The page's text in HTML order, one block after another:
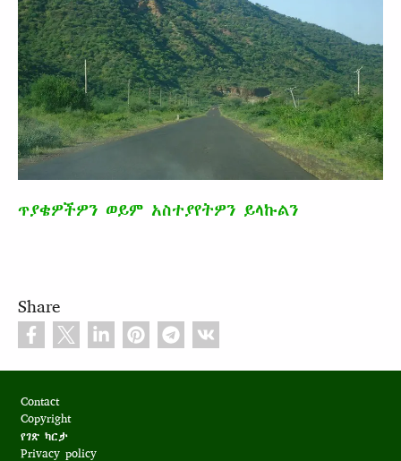
ጥያቄዎችዎን ወይም አስተያየትዎን ይላኩልን
Share
Contact
Copyright
የገጽ ካርታ
Privacy policy